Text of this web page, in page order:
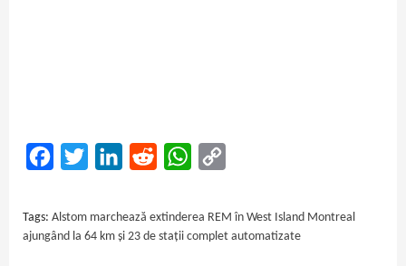
FacebookTwitter LinkedInReddit WhatsApp
Tags: Alstom marchează extinderea REM în West Island Montreal
ajungând la 64 km și 23 de stații complet automatizate